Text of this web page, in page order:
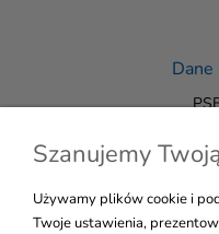
Szanujemy
Używamy plików cookie i
Twoje ustawienia,